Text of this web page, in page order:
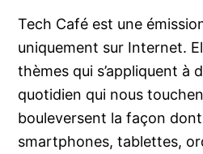
Tech Café est une
uniquement sur Internet.
thèmes qui s’appliquent à
quotidien qui nous
bouleversent la façon
smartphones, tablettes,